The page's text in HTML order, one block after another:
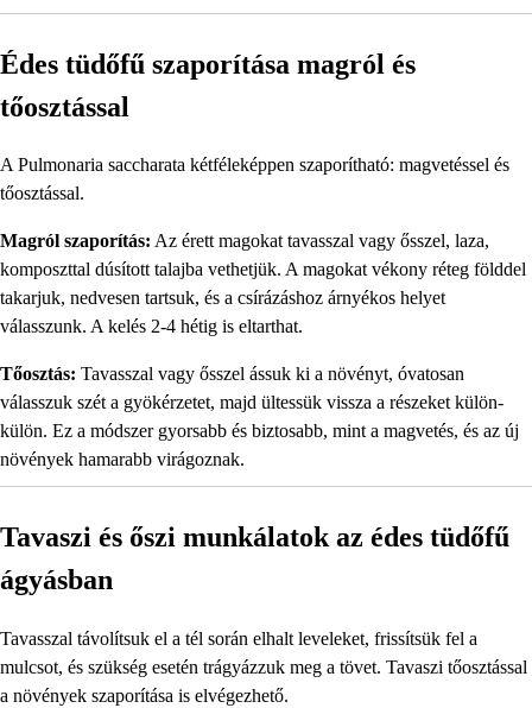
Édes tüdőfű szaporítása magról és
tőosztással
A Pulmonaria saccharata kétféleképpen szaporítható: magvetéssel és
tőosztással.
Magról szaporítás: Az érett magokat tavasszal vagy ősszel, laza,
komposzttal dúsított talajba vethetjük. A magokat vékony réteg földdel
takarjuk, nedvesen tartsuk, és a csírázáshoz árnyékos helyet
válasszunk. A kelés 2-4 hétig is eltarthat.
Tőosztás: Tavasszal vagy ősszel ássuk ki a növényt, óvatosan
válasszuk szét a gyökérzetet, majd ültessük vissza a részeket külön-
külön. Ez a módszer gyorsabb és biztosabb, mint a magvetés, és az új
növények hamarabb virágoznak.
Tavaszi és őszi munkálatok az édes tüdőfű
ágyásban
Tavasszal távolítsuk el a tél során elhalt leveleket, frissítsük fel a
mulcsot, és szükség esetén trágyázzuk meg a tövet. Tavaszi tőosztással
a növények szaporítása is elvégezhető.